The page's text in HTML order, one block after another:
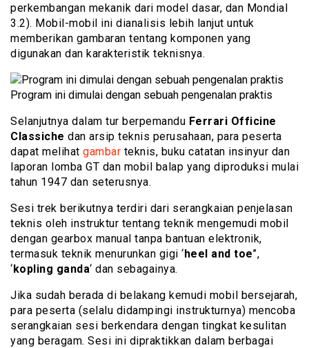
perkembangan mekanik dari model dasar, dan Mondial
3.2). Mobil-mobil ini dianalisis lebih lanjut untuk
memberikan gambaran tentang komponen yang
digunakan dan karakteristik teknisnya.
Program ini dimulai dengan sebuah pengenalan praktis
Selanjutnya dalam tur berpemandu Ferrari Officine
Classiche dan arsip teknis perusahaan, para peserta
dapat melihat gambar teknis, buku catatan insinyur dan
laporan lomba GT dan mobil balap yang diproduksi mulai
tahun 1947 dan seterusnya.
Sesi trek berikutnya terdiri dari serangkaian penjelasan
teknis oleh instruktur tentang teknik mengemudi mobil
dengan gearbox manual tanpa bantuan elektronik,
termasuk teknik menurunkan gigi ‘heel and toe’’,
‘kopling ganda‘ dan sebagainya.
Jika sudah berada di belakang kemudi mobil bersejarah,
para peserta (selalu didampingi instrukturnya) mencoba
serangkaian sesi berkendara dengan tingkat kesulitan
yang beragam. Sesi ini dipraktikkan dalam berbagai